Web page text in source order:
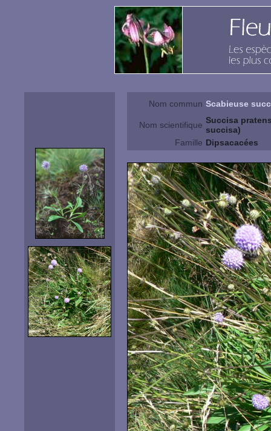
Nom commun Scabieuse
Nom scientifique Succisa
succisa)
Famille Dipsacacées